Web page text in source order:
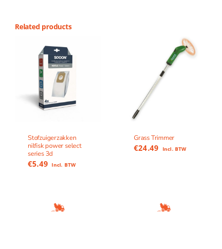
Related products
Stofzuigerzakken
nilfisk power select
series 3d
€5.49 Incl. BTW
Grass Trimmer
€24.49 Incl. BTW